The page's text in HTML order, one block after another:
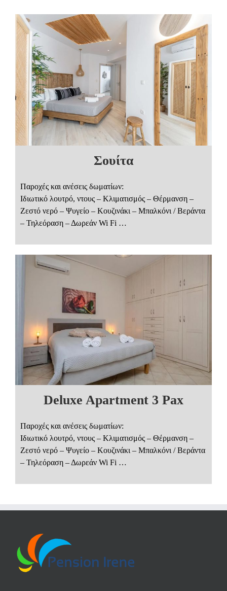
Σουίτα
Παροχές και ανέσεις δωματίων:
Ιδιωτικό λουτρό, ντους – Κλιματισμός – Θέρμανση –
Ζεστό νερό – Ψυγείο – Κουζινάκι – Μπαλκόνι / Βεράντα
– Τηλεόραση – Δωρεάν Wi Fi …
Deluxe Apartment 3 Pax
Παροχές και ανέσεις δωματίων:
Ιδιωτικό λουτρό, ντους – Κλιματισμός – Θέρμανση –
Ζεστό νερό – Ψυγείο – Κουζινάκι – Μπαλκόνι / Βεράντα
– Τηλεόραση – Δωρεάν Wi Fi …